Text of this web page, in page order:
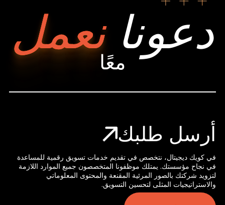
دعونانعملمعًا
أرسل طلبك
في كويك ديجيتال، نتخصص في تقديم خدمات تسويق رقمية للمساعدة
في نجاح مؤسستك. يمتلك موظفونا المتخصصون جميع الموارد اللازمة
لتزويد شركتك بالصور المرئية المقنعة والمحتوى المعلوماتي
والاستراتيجيات المثلى لتحسين التسويق.